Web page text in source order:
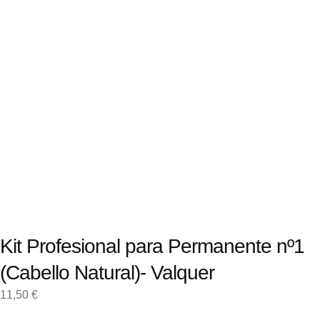
Kit Profesional para Permanente nº1
(Cabello Natural)- Valquer
11,50 €